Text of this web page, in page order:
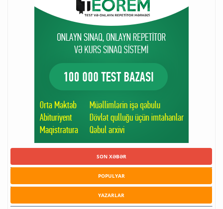
SON XƏBƏR
POPULYAR
YAZARLAR